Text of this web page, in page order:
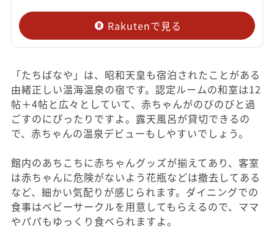
Rakutenで見る
「たちばなや」は、昭和天皇も宿泊されたことがある
由緒正しい温海温泉の宿です。認定ルームの和室は12
帖＋4帖と広々としていて、赤ちゃんがのびのびと過
ごすのにぴったりですよ。露天風呂が貸切できるの
で、赤ちゃんの温泉デビューもしやすいでしょう。
館内のあちこちに赤ちゃんグッズが揃えてあり、客室
は赤ちゃんに危険がないよう花瓶などは撤去してある
など、細かい気配りが感じられます。ダイニングでの
食事はベビーサークルを用意してもらえるので、ママ
やパパもゆっくり食べられますよ。